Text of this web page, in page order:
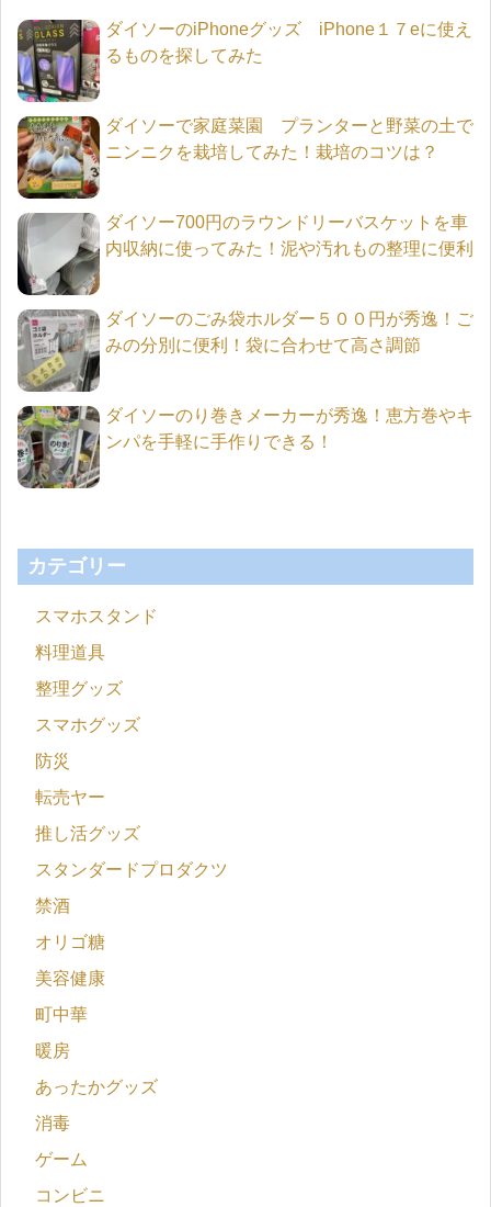
ダイソーのiPhoneグッズ iPhone１７eに使え
るものを探してみた
ダイソーで家庭菜園 プランターと野菜の土で
ニンニクを栽培してみた！栽培のコツは？
ダイソー700円のラウンドリーバスケットを車
内収納に使ってみた！泥や汚れもの整理に便利
ダイソーのごみ袋ホルダー５００円が秀逸！ご
みの分別に便利！袋に合わせて高さ調節
ダイソーのり巻きメーカーが秀逸！恵方巻やキ
ンパを手軽に手作りできる！
カテゴリー
スマホスタンド
料理道具
整理グッズ
スマホグッズ
防災
転売ヤー
推し活グッズ
スタンダードプロダクツ
禁酒
オリゴ糖
美容健康
町中華
暖房
あったかグッズ
消毒
ゲーム
コンビニ